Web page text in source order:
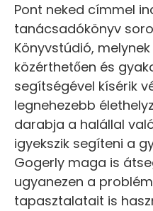
Pont neked címmel
tanácsadókönyv
Könyvstúdió,
közérthetően és
segítségével kísérik
legnehezebb
darabja a halállal
igyekszik segíteni a
Gogerly maga is
ugyanezen a
tapasztalatait is